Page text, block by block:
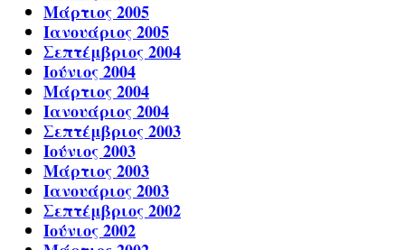
Μάρτιος 2005
Ιανουάριος 2005
Σεπτέμβριος 2004
Ιούνιος 2004
Μάρτιος 2004
Ιανουάριος 2004
Σεπτέμβριος 2003
Ιούνιος 2003
Μάρτιος 2003
Ιανουάριος 2003
Σεπτέμβριος 2002
Ιούνιος 2002